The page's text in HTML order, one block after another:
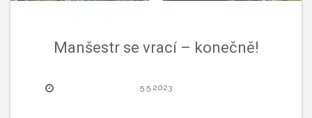
Manšestr se vrací – konečně!
5.5.2023